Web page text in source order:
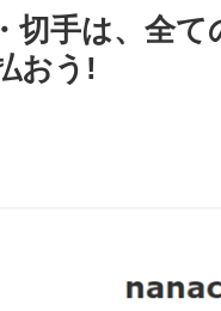
切手は、全
おう!